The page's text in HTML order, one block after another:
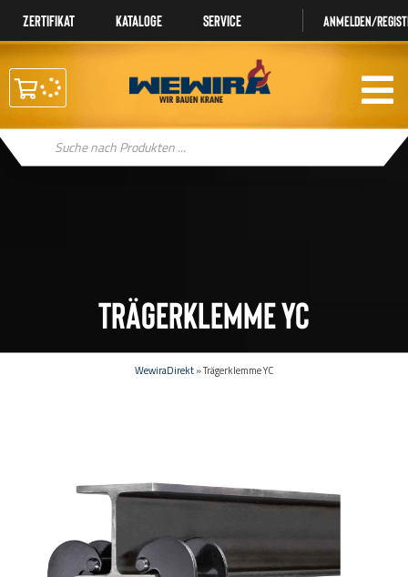
Zertifikat Kataloge Service Anmelden/
Products
search
Trägerklemme YC
WewiraDirekt»Trägerklemme YC